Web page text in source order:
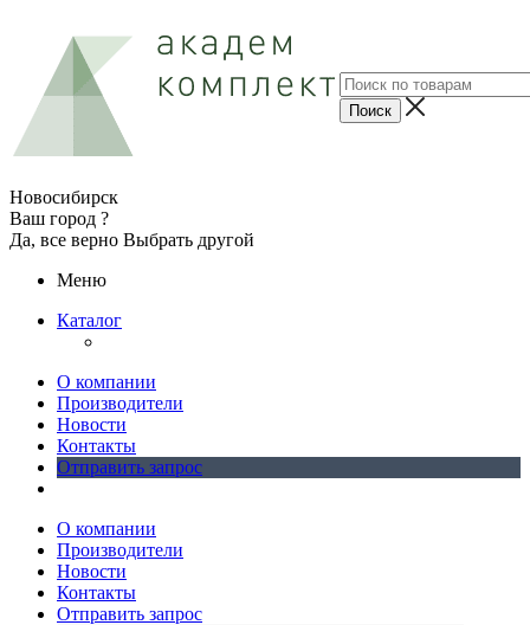
Новосибирск
Ваш город ?
Да, все верно Выбрать другой
Меню
Каталог
О компании
Производители
Новости
Контакты
Отправить запрос
О компании
Производители
Новости
Контакты
Отправить запрос